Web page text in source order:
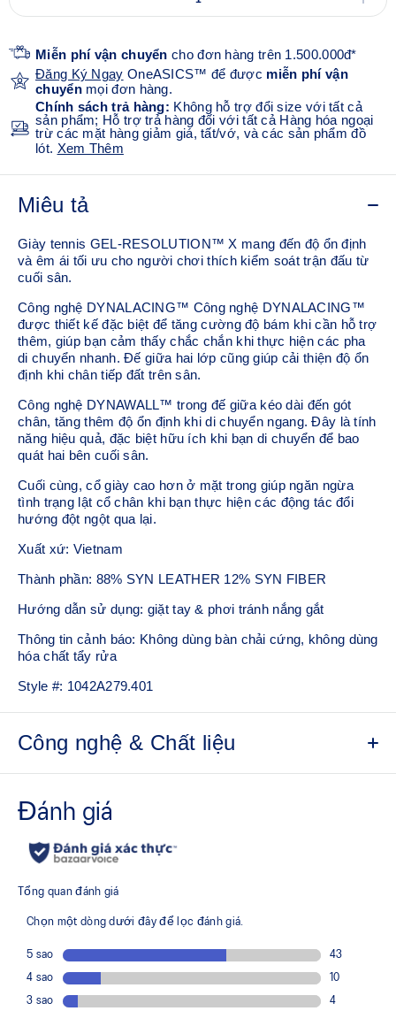
Miễn phí vận chuyển cho đơn hàng trên 1.500.000đ*
Đăng Ký Ngay OneASICS™ để được miễn phí vận
chuyểnmọi đơn hàng.
Chính sách trả hàng: Không hỗ trợ đổi size với tất cả
sản phẩm; Hỗ trợ trả hàng đối với tất cả Hàng hóa ngoại
trừ các mặt hàng giảm giá, tất/vớ, và các sản phẩm đồ
lót. Xem Thêm
Miêu tả
Giày tennis GEL-RESOLUTION™ X mang đến độ ổn định
và êm ái tối ưu cho người chơi thích kiểm soát trận đấu từ
cuối sân.
Công nghệ DYNALACING™ Công nghệ DYNALACING™
được thiết kế đặc biệt để tăng cường độ bám khi cần hỗ trợ
thêm, giúp bạn cảm thấy chắc chắn khi thực hiện các pha
di chuyển nhanh. Đế giữa hai lớp cũng giúp cải thiện độ ổn
định khi chân tiếp đất trên sân.
Công nghệ DYNAWALL™ trong đế giữa kéo dài đến gót
chân, tăng thêm độ ổn định khi di chuyển ngang. Đây là tính
năng hiệu quả, đặc biệt hữu ích khi bạn di chuyển để bao
quát hai bên cuối sân.
Cuối cùng, cổ giày cao hơn ở mặt trong giúp ngăn ngừa
tình trạng lật cổ chân khi bạn thực hiện các động tác đổi
hướng đột ngột qua lại.
Xuất xứ: Vietnam
Thành phần: 88% SYN LEATHER 12% SYN FIBER
Hướng dẫn sử dụng: giặt tay & phơi tránh nắng gắt
Thông tin cảnh báo: Không dùng bàn chải cứng, không dùng
hóa chất tẩy rửa
Style #: 1042A279.401
Công nghệ & Chất liệu
Giúp cải tiến độ bền trong khu vực bên trong mũi giày
Công nghệ DYNAWALL™
Giúp cải tiến độ ổn định
Giúp tạo ra một sự vừa vặn ổn định trong các chuyển động
năng động
Cải tiến độ bền
Công nghệ GEL™ ở phần mũi chân
Cải tiến khả năng hấp thụ chấn động và tạo cảm giác êm ái